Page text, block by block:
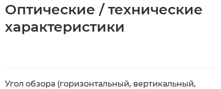
Оптические / технические
характеристики
Угол обзора (горизонтальный, вертикальный,